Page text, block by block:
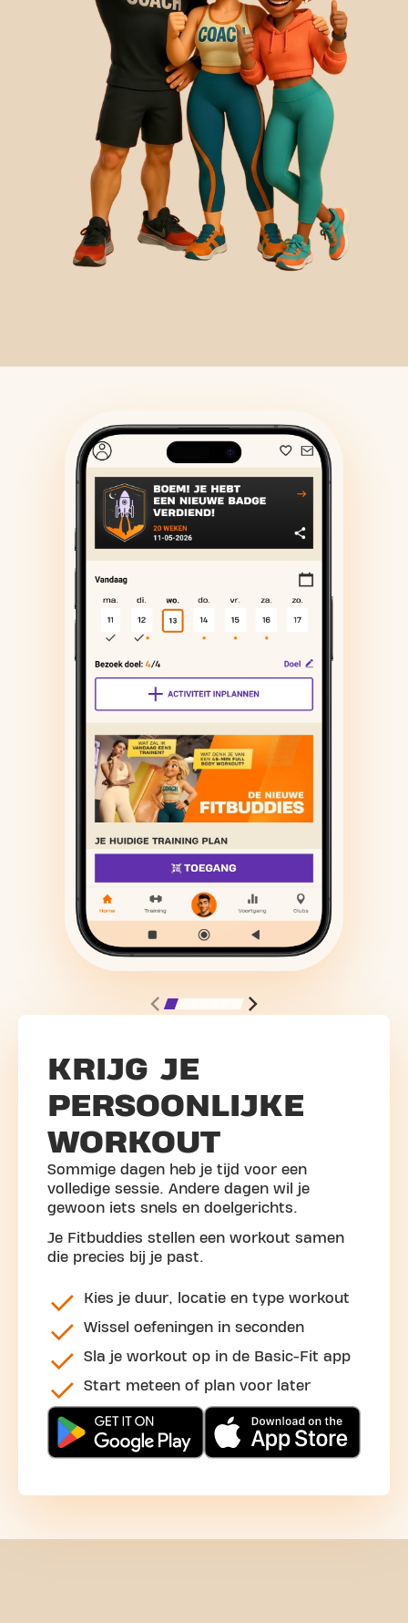
KRIJG JE
PERSOONLIJKE
WORKOUT
Sommige dagen heb je tijd voor een
volledige sessie. Andere dagen wil je
gewoon iets snels en doelgerichts.
Je Fitbuddies stellen een workout samen
die precies bij je past.
Kies je duur, locatie en type workout
Wissel oefeningen in seconden
Sla je workout op in de Basic-Fit app
Start meteen of plan voor later